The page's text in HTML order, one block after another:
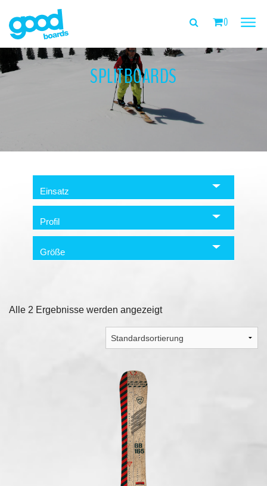
PRODUKTE
HIER TESTEN
HÄNDLER
0
SPLITBOARDS
Einsatz
Profil
Größe
Alle 2 Ergebnisse werden angezeigt